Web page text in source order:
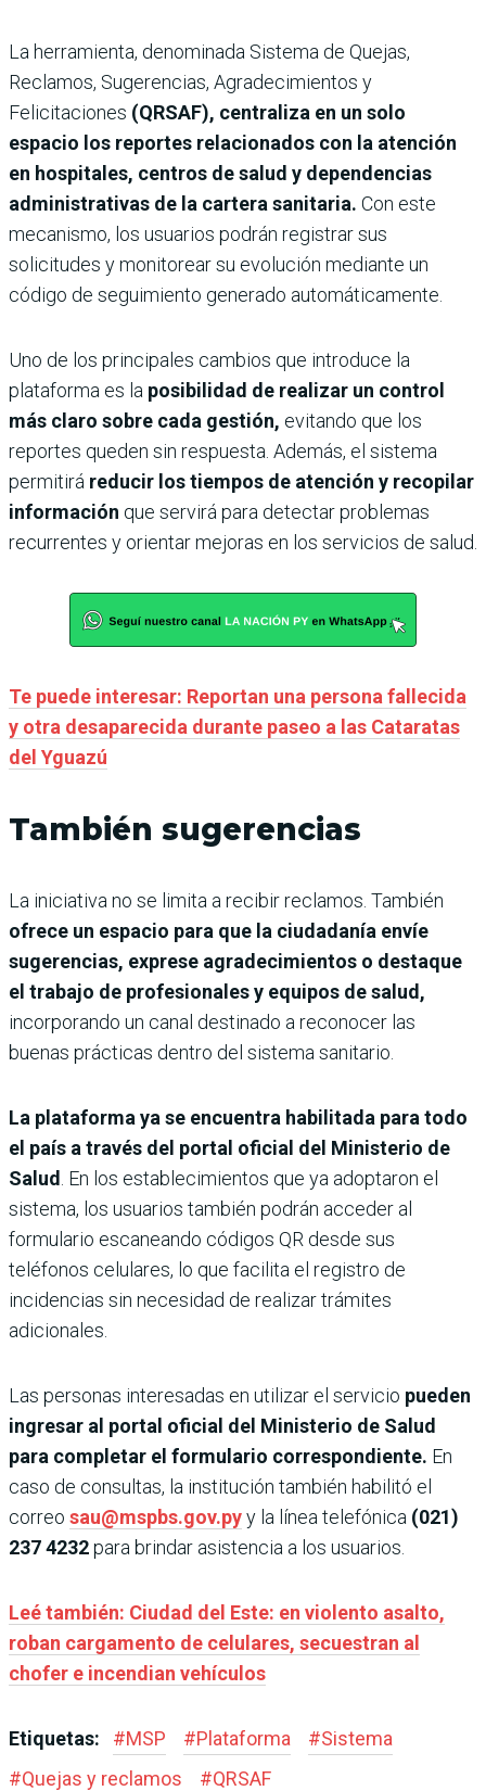
La herramienta, denominada Sistema de Quejas,
Reclamos, Sugerencias, Agradecimientos y
Felicitaciones (QRSAF), centraliza en un solo
espacio los reportes relacionados con la atención
en hospitales, centros de salud y dependencias
administrativas de la cartera sanitaria. Con este
mecanismo, los usuarios podrán registrar sus
solicitudes y monitorear su evolución mediante un
código de seguimiento generado automáticamente.
Uno de los principales cambios que introduce la
plataforma es la posibilidad de realizar un control
más claro sobre cada gestión, evitando que los
reportes queden sin respuesta. Además, el sistema
permitirá reducir los tiempos de atención y recopilar
información que servirá para detectar problemas
recurrentes y orientar mejoras en los servicios de salud.
Te puede interesar: Reportan una persona fallecida
y otra desaparecida durante paseo a las Cataratas
del Yguazú
También sugerencias
La iniciativa no se limita a recibir reclamos. También
ofrece un espacio para que la ciudadanía envíe
sugerencias, exprese agradecimientos o destaque
el trabajo de profesionales y equipos de salud,
incorporando un canal destinado a reconocer las
buenas prácticas dentro del sistema sanitario.
La plataforma ya se encuentra habilitada para todo
el país a través del portal oficial del Ministerio de
Salud. En los establecimientos que ya adoptaron el
sistema, los usuarios también podrán acceder al
formulario escaneando códigos QR desde sus
teléfonos celulares, lo que facilita el registro de
incidencias sin necesidad de realizar trámites
adicionales.
Las personas interesadas en utilizar el servicio pueden
ingresar al portal oficial del Ministerio de Salud
para completar el formulario correspondiente. En
caso de consultas, la institución también habilitó el
correo sau@mspbs.gov.pyy la línea telefónica (021)
237 4232para brindar asistencia a los usuarios.
Leé también: Ciudad del Este: en violento asalto,
roban cargamento de celulares, secuestran al
chofer e incendian vehículos
Etiquetas: #MSP #Plataforma #Sistema
#Quejas y reclamos #QRSAF